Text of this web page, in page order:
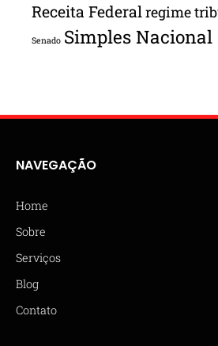
Receita Federalregime
Senado Simples Nacional
NAVEGAÇÃO
Home
Sobre
Serviços
Blog
Contato